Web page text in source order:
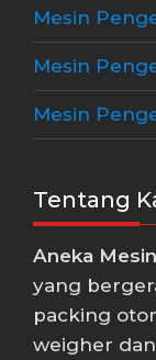
Mesin
Mesin
Mesin
Tentang
Aneka
yang
packing
weigher